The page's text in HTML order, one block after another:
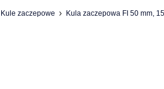
Kule zaczepowe Kula zaczepowa FI 50 mm,